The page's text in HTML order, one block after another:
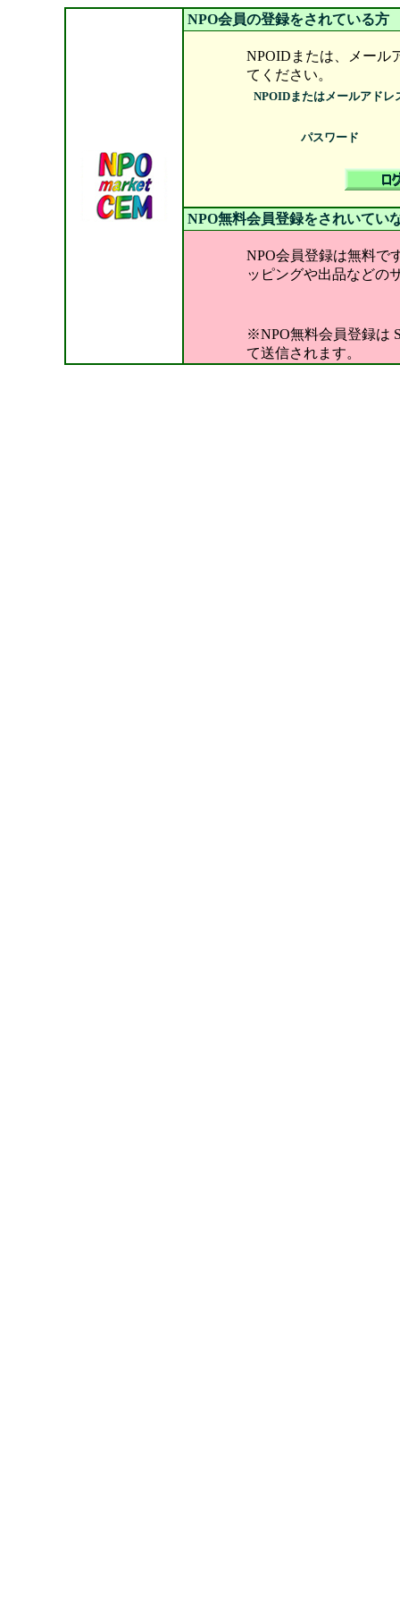
NPO会員の登録をされている方
NPOIDまたは、メール
てください。
NPOIDまたはメールアドレ
パスワード
NPO無料会員登録をされいてい
NPO会員登録は無料で
ッピングや出品などの
※NPO無料会員登録は
て送信されます。